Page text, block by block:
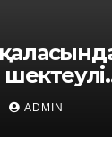
шектеулі
ADMIN